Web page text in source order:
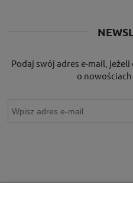
Podaj swój adres e-mail,
o